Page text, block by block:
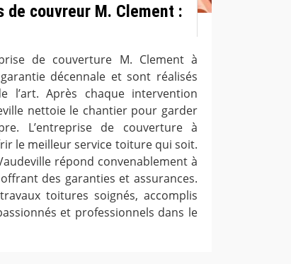
couvreur M. Clement :
de couverture M. Clement à
décennale et sont réalisés
l’art. Après chaque intervention
nettoie le chantier pour garder
L’entreprise de couverture à
le meilleur service toiture qui soit.
répond convenablement à
des garanties et assurances.
toitures soignés, accomplis
et professionnels dans le